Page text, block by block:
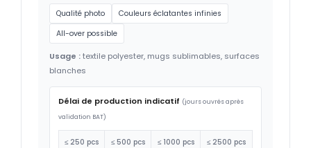
Qualité photo
Couleurs éclatantes infinies
All-over possible
Usage :textile polyester, mugs sublimables, surfaces
blanches
Délai de production indicatif (jours ouvrés après
validation BAT)
≤ 250 pcs ≤ 500 pcs ≤ 1000 pcs ≤ 2500 pcs